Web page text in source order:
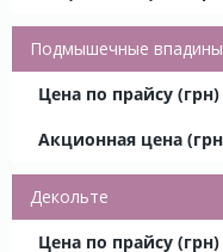
Подмышечные впадины
Декольте